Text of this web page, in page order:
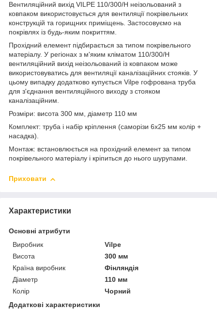
Вентиляційний вихід VILPE 110/300/Н неізольований з
ковпаком використовується для вентиляції покрівельних
конструкцій та горищних приміщень. Застосовуємо на
покрівлях із будь-яким покриттям.
Прохідний елемент підбирається за типом покрівельного
матеріалу. У регіонах з м'яким кліматом 110/300/Н
вентиляційний вихід неізольований із ковпаком може
використовуватись для вентиляції каналізаційних стояків. У
цьому випадку додатково купується Vilpe гофрована труба
для з'єднання вентиляційного виходу з стояком
каналізаційним.
Розміри: висота 300 мм, діаметр 110 мм
Комплект: труба і набір кріплення (саморізи 6х25 мм колір +
насадка).
Монтаж: встановлюється на прохідний елемент за типом
покрівельного матеріалу і кріпиться до нього шурупами.
Приховати
Характеристики
Основні атрибути
Виробник
Vilpe
Висота
300 мм
Країна виробник
Фінляндія
Діаметр
110 мм
Колір
Чорний
Додаткові характеристики